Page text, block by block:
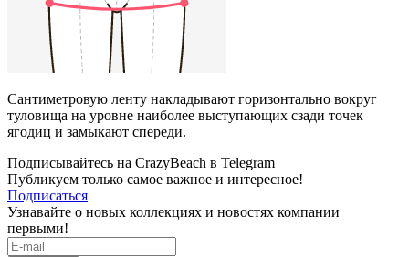
Сантиметровую ленту накладывают горизонтально вокруг
туловища на уровне наиболее выступающих сзади точек
ягодиц и замыкают спереди.
Подписывайтесь на CrazyBeach в Telegram
Публикуем только самое важное и интересное!
Подписаться
Узнавайте о новых коллекциях и новостях компании
первыми!